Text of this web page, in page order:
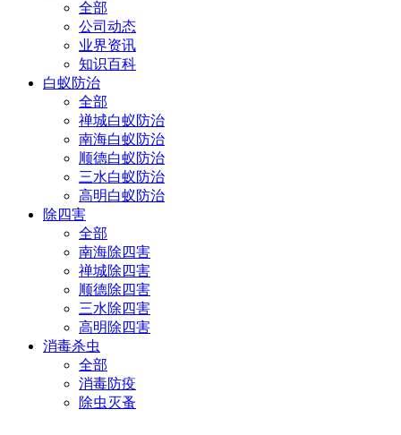
全部
公司动态
业界资讯
知识百科
白蚁防治
全部
禅城白蚁防治
南海白蚁防治
顺德白蚁防治
三水白蚁防治
高明白蚁防治
除四害
全部
南海除四害
禅城除四害
顺德除四害
三水除四害
高明除四害
消毒杀虫
全部
消毒防疫
除虫灭蚤